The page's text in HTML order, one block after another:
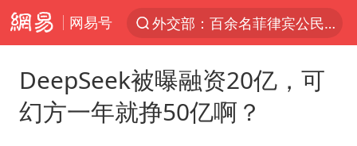
网易号
外交部：百余名菲律宾公民被依法处理
DeepSeek被曝融资20亿，可
幻方一年就挣50亿啊？